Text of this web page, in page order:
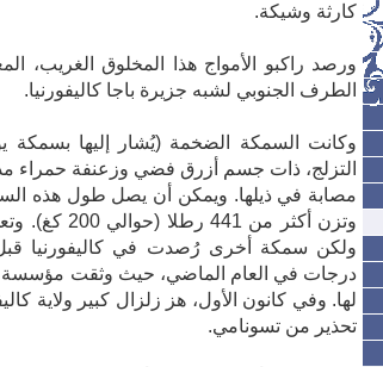
كارثة وشيكة.
ورصد راكبو الأمواج هذا المخلوق
الطرف الجنوبي لشبه جزيرة باجا كاليفورنيا.
وكانت السمكة الضخمة (يُشار إليها بسمكة
التزلج، ذات جسم أزرق فضي وزعنفة حمراء
درجات في العام الماضي، حيث وثقت مؤسسة
لها. وفي كانون الأول، هز زلزال كبير ولاية
تحذير من تسونامي.